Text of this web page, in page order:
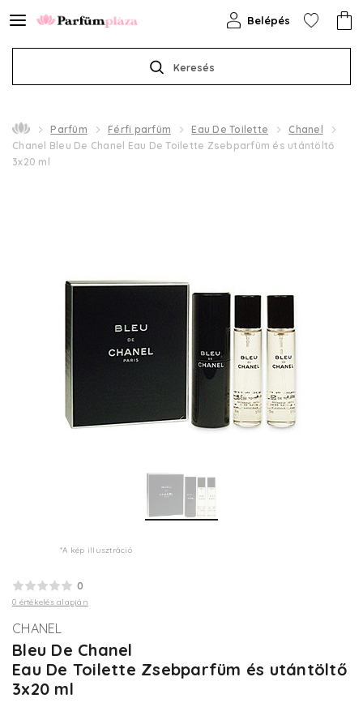
Keresés
Belépés
Parfüm Férfi parfüm Eau De Toilette
Chanel
Chanel Bleu De Chanel Eau De Toilette Zsebparfüm és utántöltő
3x20 ml
*A kép illusztráció
0
0 értékelés alapján
CHANEL
Bleu De Chanel
Eau De Toilette Zsebparfüm és utántöltő
3x20 ml